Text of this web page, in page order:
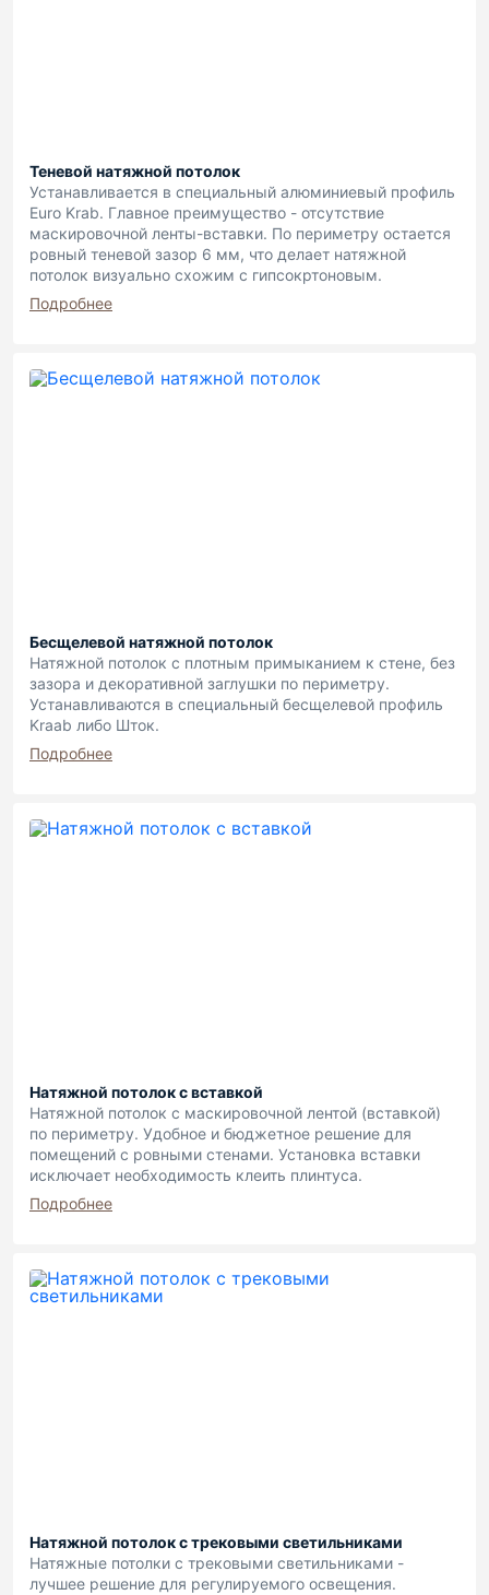
Теневой натяжной потолок
Устанавливается в специальный алюминиевый профиль
Euro Krab. Главное преимущество - отсутствие
маскировочной ленты-вставки. По периметру остается
ровный теневой зазор 6 мм, что делает натяжной
потолок визуально схожим с гипсокртоновым.
Подробнее
Бесщелевой натяжной потолок
Натяжной потолок с плотным примыканием к стене, без
зазора и декоративной заглушки по периметру.
Устанавливаются в специальный бесщелевой профиль
Kraab либо Шток.
Подробнее
Натяжной потолок с вставкой
Натяжной потолок с маскировочной лентой (вставкой)
по периметру. Удобное и бюджетное решение для
помещений с ровными стенами. Установка вставки
исключает необходимость клеить плинтуса.
Подробнее
Натяжной потолок с трековыми светильниками
Натяжные потолки с трековыми светильниками -
лучшее решение для регулируемого освещения.